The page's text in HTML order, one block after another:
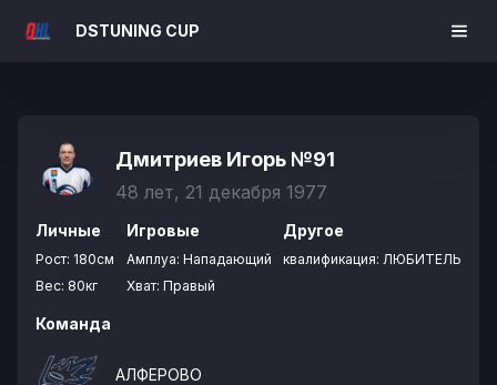
DSTUNING CUP
Дмитриев Игорь №91
48 лет, 21 декабря 1977
Личные
Рост: 180см
Вес: 80кг
Игровые
Амплуа: Нападающий
Хват: Правый
Другое
квалификация: ЛЮБИТЕЛЬ
Команда
АЛФЕРОВО